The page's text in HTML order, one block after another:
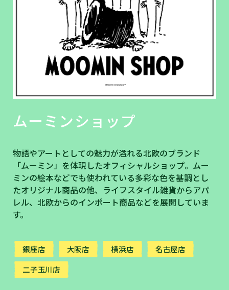
ムーミンショップ
物語やアートとしての魅力が溢れる北欧のブランド
「ムーミン」を体現したオフィシャルショップ。ムー
ミンの絵本などでも使われている多彩な色を基調とし
たオリジナル商品の他、ライフスタイル雑貨からアパ
レル、北欧からのインポート商品などを展開していま
す。
銀座店 大阪店 横浜店
名古屋店
二子玉川店